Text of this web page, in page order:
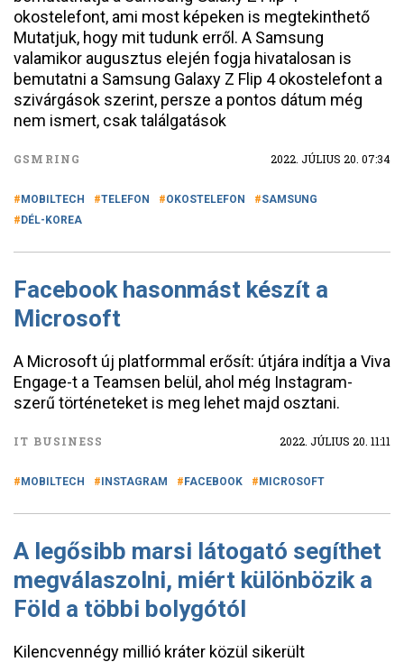
okostelefont, ami most képeken is megtekinthető
Mutatjuk, hogy mit tudunk erről. A Samsung
valamikor augusztus elején fogja hivatalosan is
bemutatni a Samsung Galaxy Z Flip 4 okostelefont a
szivárgások szerint, persze a pontos dátum még
nem ismert, csak találgatások
GSMRING 2022. JÚLIUS 20. 07:34
MOBILTECH TELEFON OKOSTELEFON
SAMSUNG
DÉL-KOREA
Facebook hasonmást készít a
Microsoft
A Microsoft új platformmal erősít: útjára indítja a Viva
Engage-t a Teamsen belül, ahol még Instagram-
szerű történeteket is meg lehet majd osztani.
IT BUSINESS 2022. JÚLIUS 20. 11:11
MOBILTECH INSTAGRAM FACEBOOK MICROSOFT
A legősibb marsi látogató segíthet
megválaszolni, miért különbözik a
Föld a többi bolygótól
Kilencvennégy millió kráter közül sikerült